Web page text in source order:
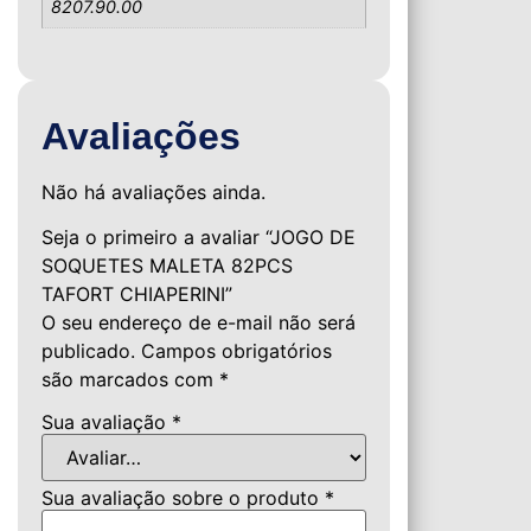
8207.90.00
Avaliações
Não há avaliações ainda.
Seja o primeiro a avaliar “JOGO DE
SOQUETES MALETA 82PCS
TAFORT CHIAPERINI”
O seu endereço de e-mail não será
publicado. Campos obrigatórios
são marcados com *
Sua avaliação *
Sua avaliação sobre o produto *